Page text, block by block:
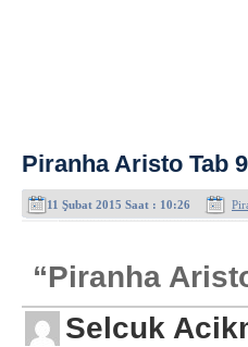
Piranha Aristo Tab
11 Şubat 2015 Saat : 10:26
“Piranha
Selcuk